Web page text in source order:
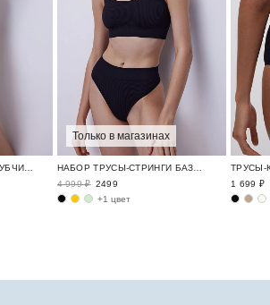
Только в магазинах
4 999 ₽ 2499
+1 цвет
1 699 ₽